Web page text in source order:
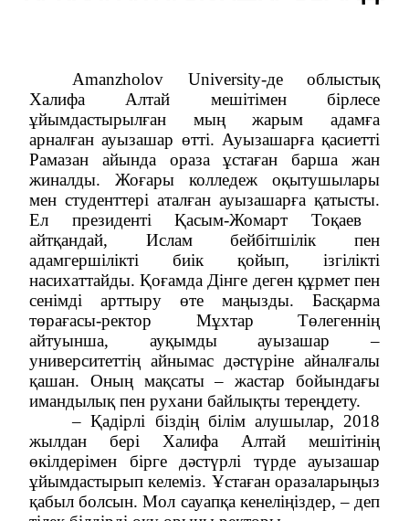
Amanzholov University-де облыстық
Халифа Алтай мешітімен бірлесе
ұйымдастырылған мың жарым адамға
арналған ауызашар өтті. Ауызашарға қасиетті
Рамазан айында ораза ұстаған барша жан
жиналды. Жоғары колледеж оқытушылары
мен студенттері аталған ауызашарға қатысты.
Ел президенті Қасым-Жомарт Тоқаев
айтқандай, Ислам бейбітшілік пен
адамгершілікті биік қойып, ізгілікті
насихаттайды. Қоғамда Дінге деген құрмет пен
сенімді арттыру өте маңызды. Басқарма
төрағасы-ректор Мұхтар Төлегеннің
айтуынша, ауқымды ауызашар –
университеттің айнымас дәстүріне айналғалы
қашан. Оның мақсаты – жастар бойындағы
имандылық пен рухани байлықты тереңдету.
– Қадірлі біздің білім алушылар, 2018
жылдан бері Халифа Алтай мешітінің
өкілдерімен бірге дәстүрлі түрде ауызашар
ұйымдастырып келеміз. Ұстаған оразаларыңыз
қабыл болсын. Мол сауапқа кенеліңіздер, – деп